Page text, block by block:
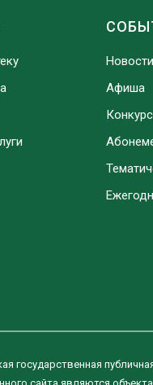
Новости
Афиша
государственная